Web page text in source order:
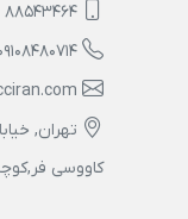
88543464 , 86030641
تهران,
کاووسی فر,کوچه